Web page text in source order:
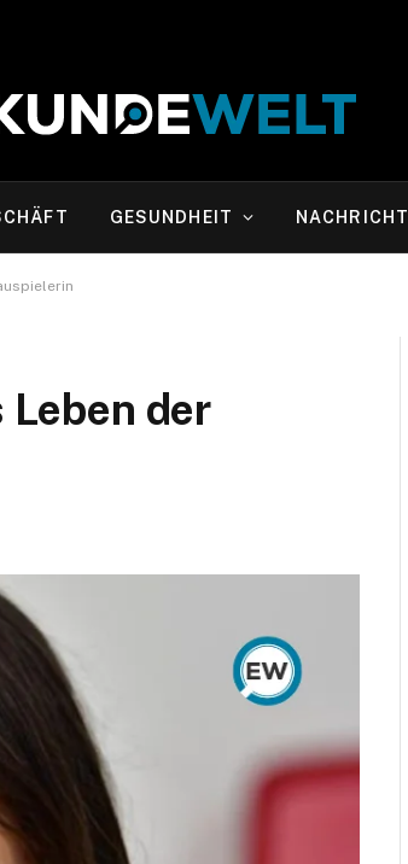
GESUNDHEIT NACHRICHT
Leben der